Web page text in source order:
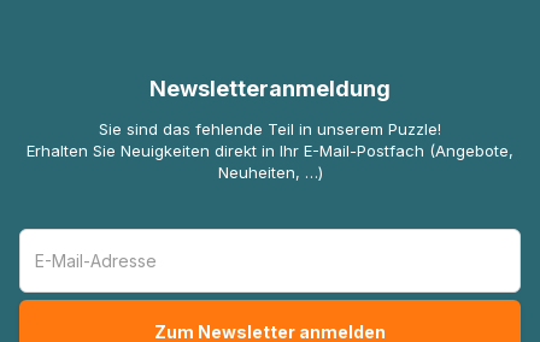
Newsletteranmeldung
Sie sind das fehlende Teil in unserem Puzzle!
Erhalten Sie Neuigkeiten direkt in Ihr E-Mail-Postfach (Angebote,
Neuheiten, …)